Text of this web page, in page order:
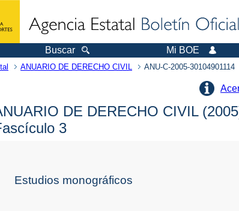
Buscar Mi BOE
ANUARIO DE DERECHO CIVIL ANU-C-2005-30104901114
DE DERECHO CIVIL
3
Estudios monográficos